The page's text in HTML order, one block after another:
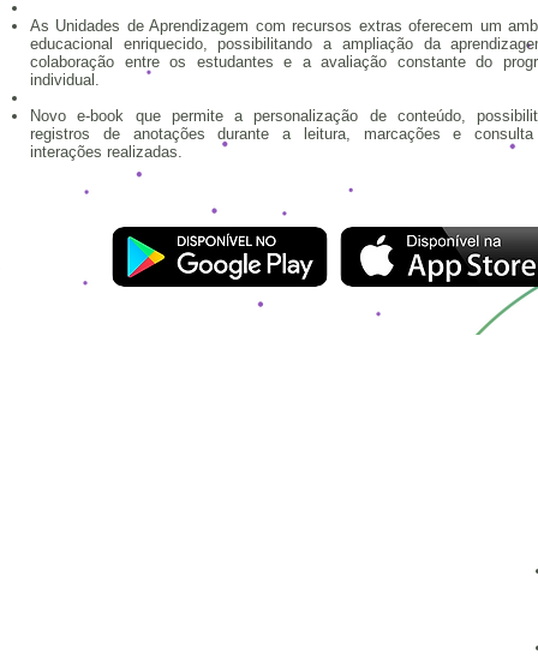
As Unidades de Aprendizagem com recursos extras oferecem um
educacional enriquecido, possibilitando a ampliação da
colaboração entre os estudantes e a avaliação constante do
individual.
Novo e-book que permite a personalização de conteúdo,
registros de anotações durante a leitura, marcações e
interações realizadas.